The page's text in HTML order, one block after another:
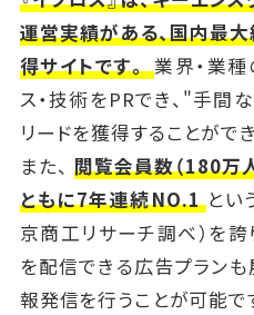
運営実績がある、国内最
得サイトです。業界・業
ス・技術をPRでき、"手
リードを獲得することができ
また、 閲覧会員数（180万
ともに7年連続NO.1とい
京商工リサーチ調べ）を
を配信できる広告プラン
報発信を行うことが可能で